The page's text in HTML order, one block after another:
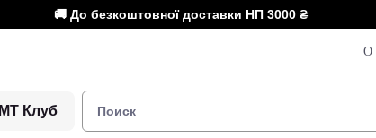
🚚 До безкоштовної доставки НП 3000 ₴
О
МТ Клуб